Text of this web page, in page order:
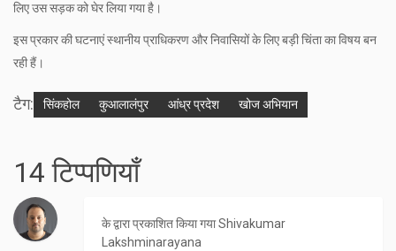
लिए उस सड़क को घेर लिया गया है।
इस प्रकार की घटनाएं स्थानीय प्राधिकरण और निवासियों के लिए बड़ी चिंता का विषय बन
रही हैं।
टैग: सिंकहोल कुआलालंपुर आंध्र प्रदेश खोज अभियान
14 टिप्पणियाँ
के द्वारा प्रकाशित किया गयाShivakumar
Lakshminarayana